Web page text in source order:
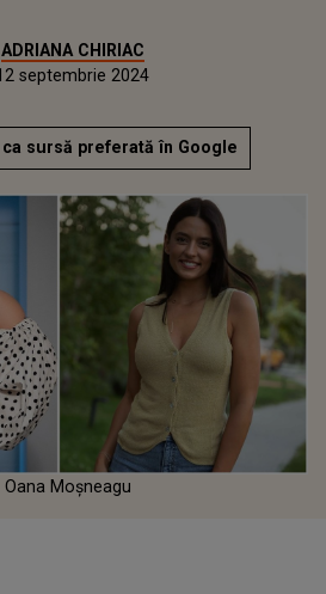
ADRIANA CHIRIAC
septembrie 2024
sursă preferată în Google
Moșneagu